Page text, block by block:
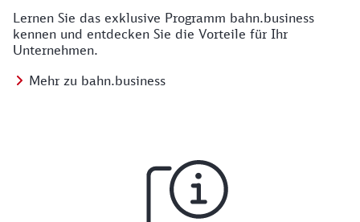
Lernen Sie das exklusive Programm bahn.business
kennen und entdecken Sie die Vorteile für Ihr
Unternehmen.
Mehr zu bahn.business